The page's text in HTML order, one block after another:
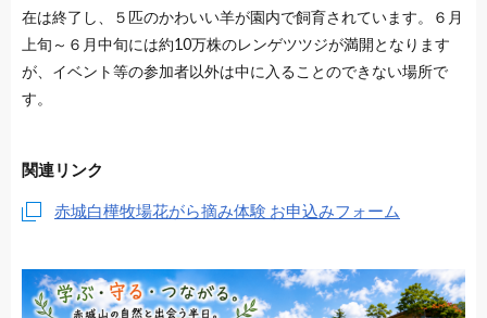
在は終了し、５匹のかわいい羊が園内で飼育されています。６月
上旬～６月中旬には約10万株のレンゲツツジが満開となります
が、イベント等の参加者以外は中に入ることのできない場所で
す。
関連リンク
赤城白樺牧場花がら摘み体験 お申込みフォーム